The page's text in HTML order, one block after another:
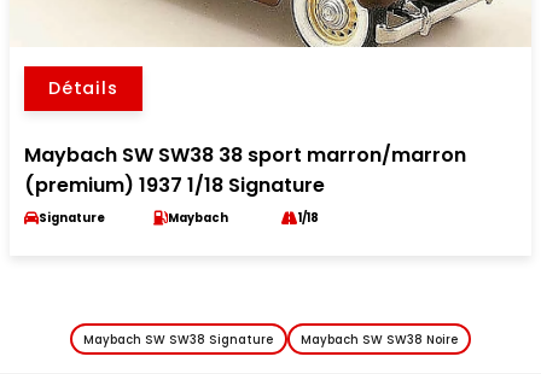
Détails
Maybach SW SW38 38 sport marron/marron
(premium) 1937 1/18 Signature
Signature Maybach 1/18
Maybach SW SW38 Signature Maybach SW SW38 Noire